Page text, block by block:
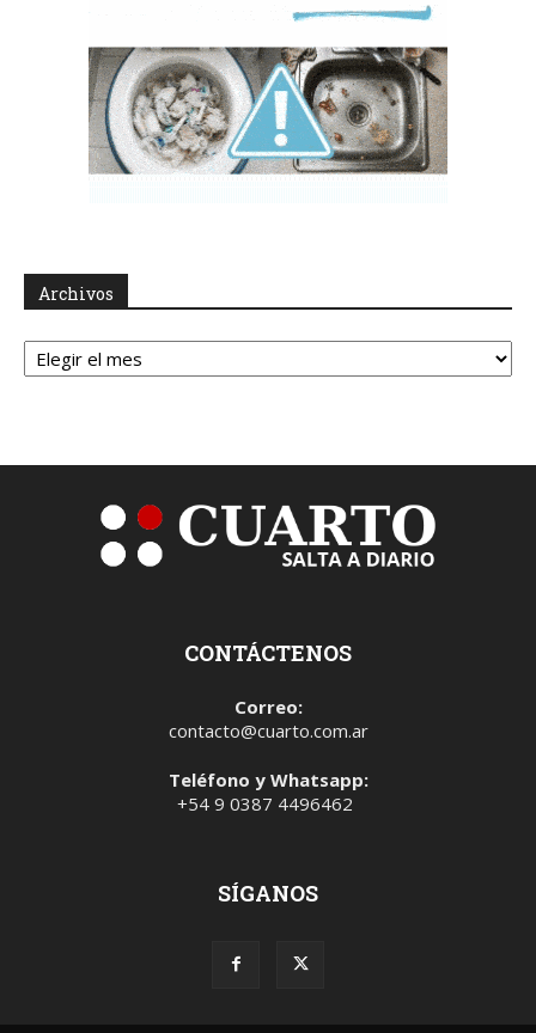
Archivos
Archivos
CONTÁCTENOS
Correo:
contacto@cuarto.com.ar
Teléfono y Whatsapp:
+54 9 0387 4496462
SÍGANOS